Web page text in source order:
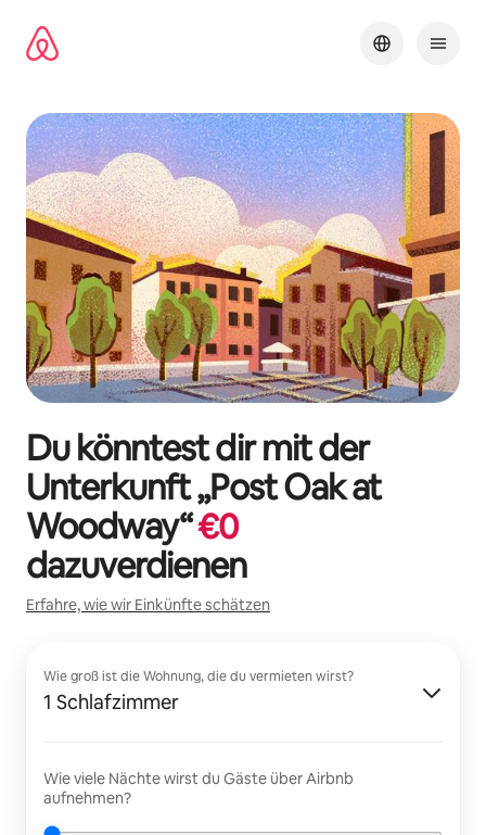
Inhalten
springen
Du könntest dir mit der
Unterkunft „Post Oak at
Woodway“€0
dazuverdienen
Erfahre, wie wir Einkünfte schätzen
Wie groß ist die Wohnung, die du vermieten wirst?
1 Schlafzimmer
Wie viele Nächte wirst du Gäste über Airbnb
aufnehmen?